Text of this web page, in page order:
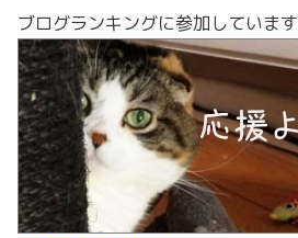
ブログランキングに参加しています